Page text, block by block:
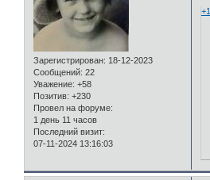
Зарегистрирован: 18-12-2023
Сообщений: 22
Уважение: +58
Позитив: +230
Провел на форуме:
1 день 11 часов
Последний визит:
07-11-2024 13:16:03
+1